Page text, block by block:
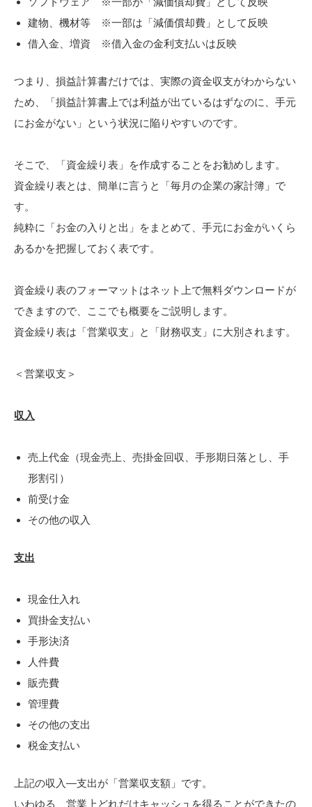
建物、機材等 ※一部は「減価償却費」として反映
借入金、増資 ※借入金の金利支払いは反映
つまり、損益計算書だけでは、実際の資金収支がわからない
ため、「損益計算書上では利益が出ているはずなのに、手元
にお金がない」という状況に陥りやすいのです。
そこで、「資金繰り表」を作成することをお勧めします。
資金繰り表とは、簡単に言うと「毎月の企業の家計簿」で
す。
純粋に「お金の入りと出」をまとめて、手元にお金がいくら
あるかを把握しておく表です。
資金繰り表のフォーマットはネット上で無料ダウンロードが
できますので、ここでも概要をご説明します。
資金繰り表は「営業収支」と「財務収支」に大別されます。
＜営業収支＞
収入
売上代金（現金売上、売掛金回収、手形期日落とし、手
形割引）
前受け金
その他の収入
支出
現金仕入れ
買掛金支払い
手形決済
人件費
販売費
管理費
その他の支出
税金支払い
上記の収入―支出が「営業収支額」です。
いわゆる、営業上どれだけキャッシュを得ることができたの